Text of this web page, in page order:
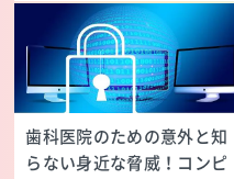
歯科医院のための意外と知
らない身近な脅威！コンピ